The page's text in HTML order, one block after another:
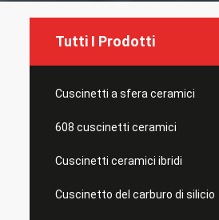
Tutti I Prodotti
Cuscinetti a sfera ceramici
608 cuscinetti ceramici
Cuscinetti ceramici ibridi
Cuscinetto del carburo di silicio